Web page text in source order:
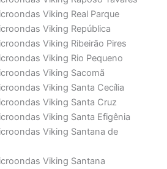
Viking Real Parque
Viking República
Viking Ribeirão Pires
Viking Rio Pequeno
Viking Sacomã
Viking Santa Cecília
Viking Santa Cruz
Viking Santa Efigênia
Viking Santana de
Viking Santana